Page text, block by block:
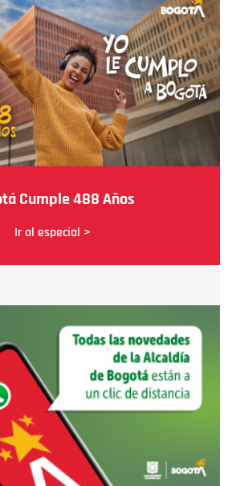
Cumple 488 Años
Ir al especial >